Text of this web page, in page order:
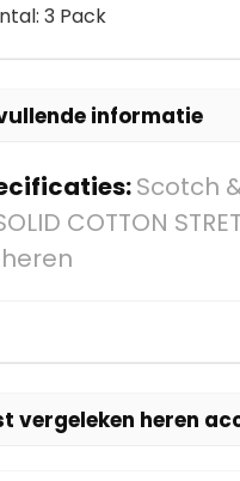
3 Pack
informatie
Scotch
COTTON
vergeleken heren